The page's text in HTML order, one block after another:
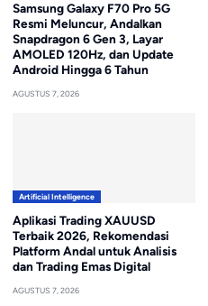
Samsung Galaxy F70 Pro 5G
Resmi Meluncur, Andalkan
Snapdragon 6 Gen 3, Layar
AMOLED 120Hz, dan Update
Android Hingga 6 Tahun
AGUSTUS 7, 2026
Artificial Intelligence
Aplikasi Trading XAUUSD
Terbaik 2026, Rekomendasi
Platform Andal untuk Analisis
dan Trading Emas Digital
AGUSTUS 7, 2026